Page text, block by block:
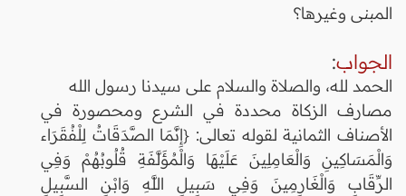
المبنى وغيرها؟
الجواب:
الحمد لله، والصلاة والسلام على سيدنا رسول الله
مصارف الزكاة محددة في الشرع ومحصورة في
الأصناف الثمانية لقوله تعالى: {إِنَّمَا الصَّدَقَاتُ لِلْفُقَرَاء
وَالْمَسَاكِينِ وَالْعَامِلِينَ عَلَيْهَا وَالْمُؤَلَّفَةِ قُلُوبُهُمْ وَفِي
الرِّقَابِ وَالْغَارِمِينَ وَفِي سَبِيلِ اللَّهِ وَابْنِ السَّبِيلِ